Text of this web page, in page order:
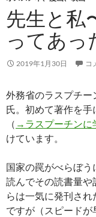
先生と私
ってあっ
2019年1月30日 コ
外務省のラスプチ
氏。初めて著作を
（ →ラスプーチンに
けています。
国家の罠がべらぼ
読んでその読書量
らは一気に発刊さ
ですが（スピード